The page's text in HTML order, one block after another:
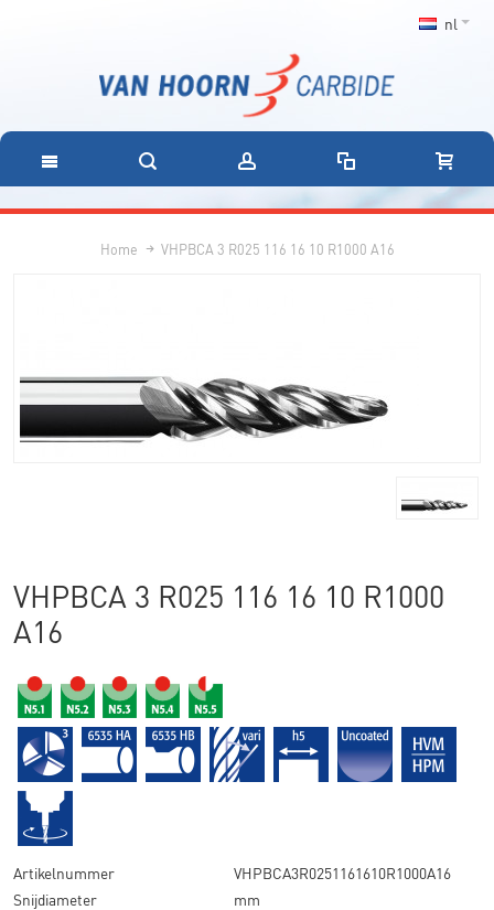
nl
Home VHPBCA 3 R025 116 16 10 R1000 A16
VHPBCA 3 R025 116 16 10 R1000
A16
Artikelnummer
VHPBCA3R0251161610R1000A16
Snijdiameter
mm